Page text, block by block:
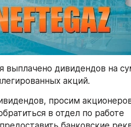
выплачено дивидендов на
акций.
просим
в отдел по работе